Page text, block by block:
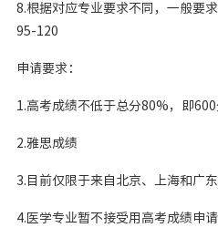
8.根据对应专业要求不同，一般要
95-120
申请要求：
1.高考成绩不低于总分80%，即600
2.雅思成绩
3.目前仅限于来自北京、上海和广
4.医学专业暂不接受用高考成绩申请